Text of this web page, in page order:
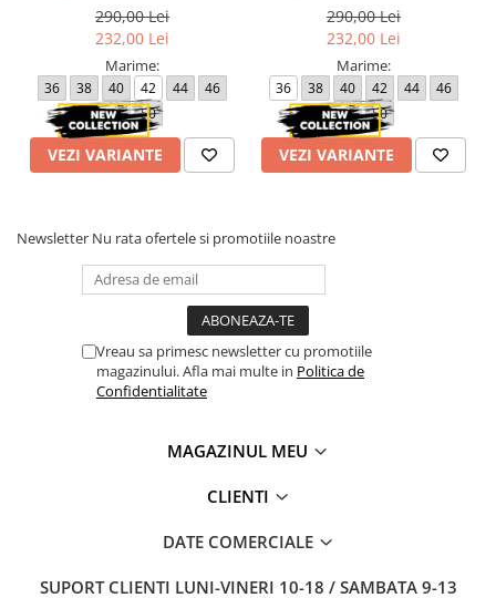
290,00 Lei
232,00 Lei
Marime:
36 38 40 42 44
46
48
50
VEZI VARIANTE
290,00 Lei
232,00 Lei
Marime:
36 38 40 42 44
46
48
50
VEZI VARIANTE
Newsletter Nu rata ofertele si promotiile noastre
Vreau sa primesc newsletter cu promotiile
magazinului. Afla mai multe in Politica de
Confidentialitate
MAGAZINUL MEU
CLIENTI
DATE COMERCIALE
SUPORT CLIENTI LUNI-VINERI 10-18 / SAMBATA 9-13